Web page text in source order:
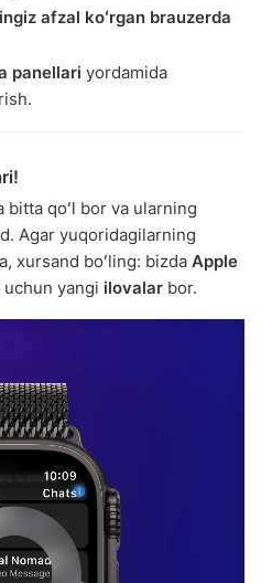
afzal koʻrgan brauzerda
panellari yordamida
bitta qoʻl bor va ularning
Agar yuqoridagilarning
xursand boʻling: bizda Apple
uchun yangi ilovalar bor.